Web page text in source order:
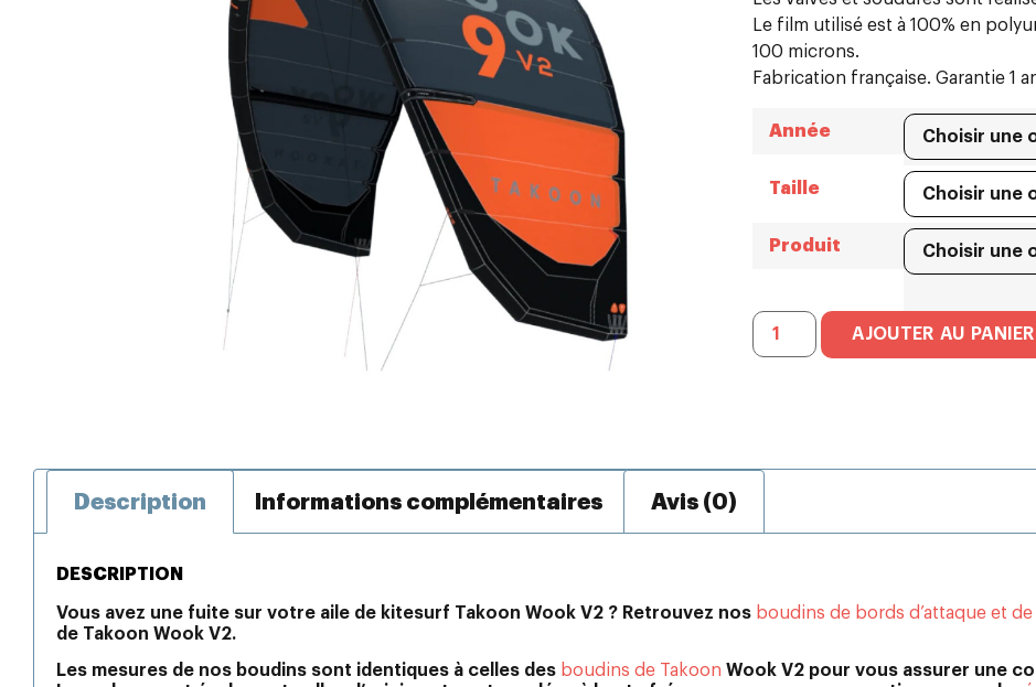
Le film utilisé est à 100% en
100 microns.
Fabrication française. Garantie 1
Année
Taille
Produit
AJOUTER AU PANIER
Description Informations complémentaires Avis (0)
DESCRIPTION
Vous avez une fuite sur votre aile de kitesurf Takoon Wook V2 ? Retrouvez nos boudins de bords d’attaque et de
de Takoon Wook V2.
Les mesures de nos boudins sont identiques à celles des boudins de Takoon Wook V2 pour vous assurer une